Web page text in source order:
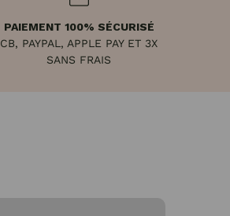
PAIEMENT 100% SÉCURISÉ
CB, PAYPAL, APPLE PAY ET 3X
SANS FRAIS